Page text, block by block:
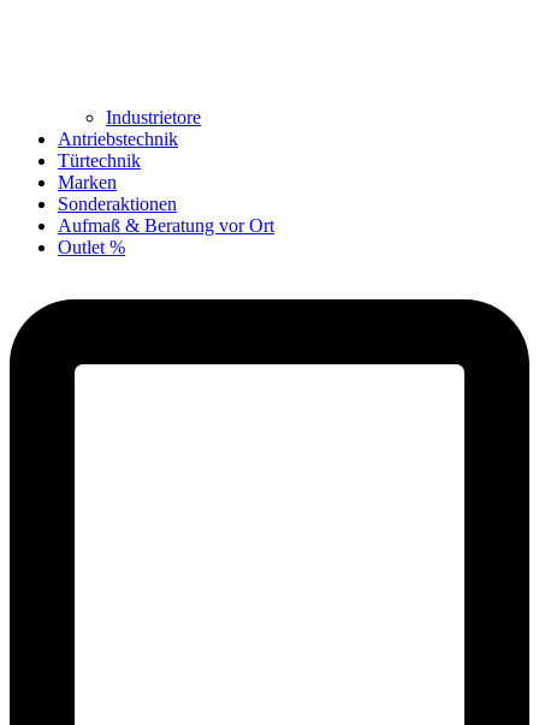
Industrietore
Antriebstechnik
Türtechnik
Marken
Sonderaktionen
Aufmaß & Beratung vor Ort
Outlet %